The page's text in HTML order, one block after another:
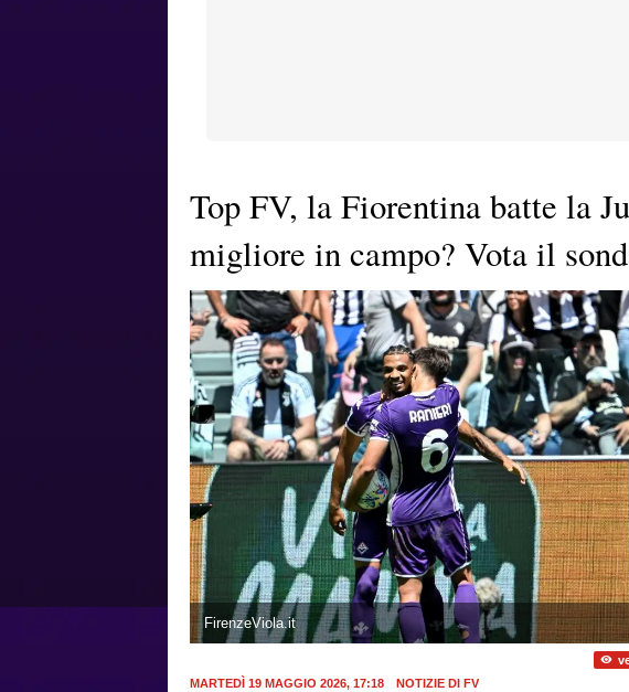
Top FV, la Fiorentina batte la
migliore in campo? Vota il
FirenzeViola.it
MARTEDÌ 19 MAGGIO 2026, 17:18
NOTIZIE DI FV